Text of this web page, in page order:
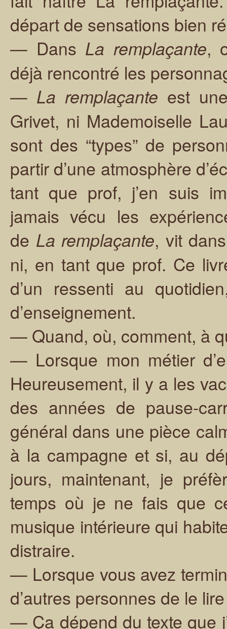
départ de sensations bien
— Dans La remplaçante,
déjà rencontré les
— La remplaçante est
Grivet, ni Mademoiselle
sont des “types” de
partir d’une atmosphère
tant que prof, j’en suis
jamais vécu les
de La remplaçante, vit
ni, en tant que prof. Ce
d’un ressenti au
d’enseignement.
— Quand, où, comment, à
— Lorsque mon métier
Heureusement, il y a les
des années de pause-
général dans une pièce
à la campagne et si, au
jours, maintenant, je
temps où je ne fais que
musique intérieure qui
distraire.
— Lorsque vous avez
d’autres personnes de le
— Ça dépend du texte que